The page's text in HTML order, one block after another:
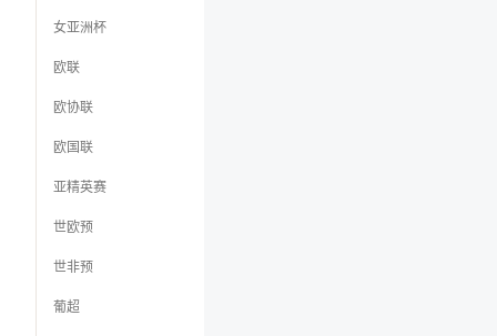
女亚洲杯
欧联
欧协联
欧国联
亚精英赛
世欧预
世非预
葡超